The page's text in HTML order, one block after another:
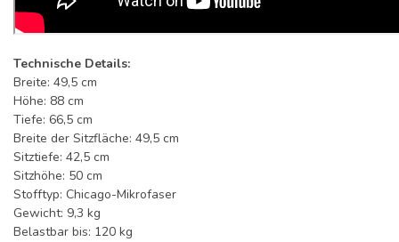
Technische Details:
Breite: 49,5 cm
Höhe: 88 cm
Tiefe: 66,5 cm
Breite der Sitzfläche: 49,5 cm
Sitztiefe: 42,5 cm
Sitzhöhe: 50 cm
Stofftyp: Chicago-Mikrofaser
Gewicht: 9,3 kg
Belastbar bis: 120 kg